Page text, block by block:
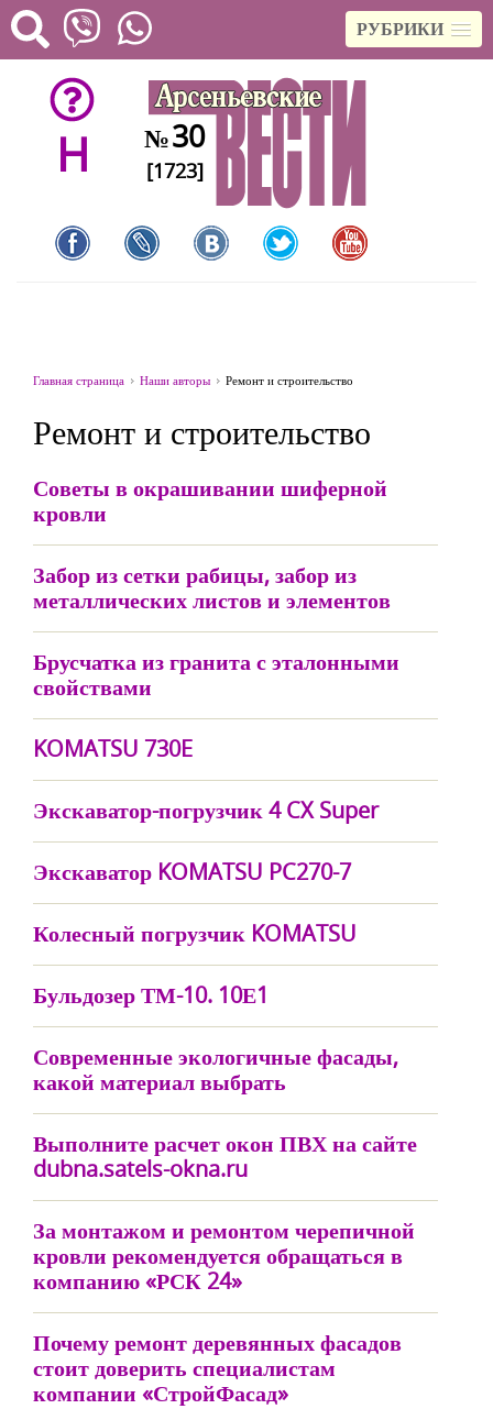
РУБРИКИ
H №30
[1723]
Главная страница Наши авторы Ремонт и строительство
Ремонт и строительство
Советы в окрашивании шиферной
кровли
Забор из сетки рабицы, забор из
металлических листов и элементов
Брусчатка из гранита с эталонными
свойствами
KOMATSU 730E
Экскаватор-погрузчик 4 CX Super
Экскаватор KOMATSU PC270-7
Колесный погрузчик KOMATSU
Бульдозер ТМ-10. 10Е1
Современные экологичные фасады,
какой материал выбрать
Выполните расчет окон ПВХ на сайте
dubna.satels-okna.ru
За монтажом и ремонтом черепичной
кровли рекомендуется обращаться в
компанию «РСК 24»
Почему ремонт деревянных фасадов
стоит доверить специалистам
компании «СтройФасад»